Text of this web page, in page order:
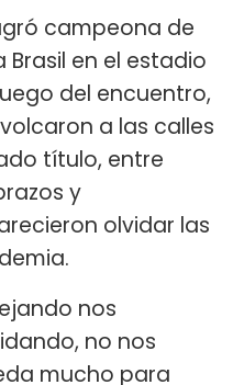
campeona de
en el estadio
del encuentro,
a las calles
título, entre
y
olvidar las
nos
no nos
mucho para